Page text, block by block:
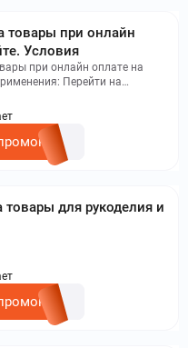
товары при онлайн
Условия
при онлайн оплате на
Перейти на
profile/promocodes
на сайте. Многократное
действия.
товары для рукоделия и